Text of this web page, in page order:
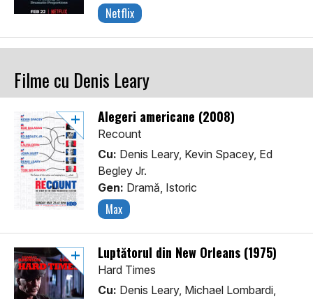
Netflix
Filme cu Denis Leary
Alegeri americane (2008)
Recount
Cu: Denis Leary, Kevin Spacey, Ed
Begley Jr.
Gen: Dramă, Istoric
Max
Luptătorul din New Orleans (1975)
Hard Times
Cu: Denis Leary, Michael Lombardi,